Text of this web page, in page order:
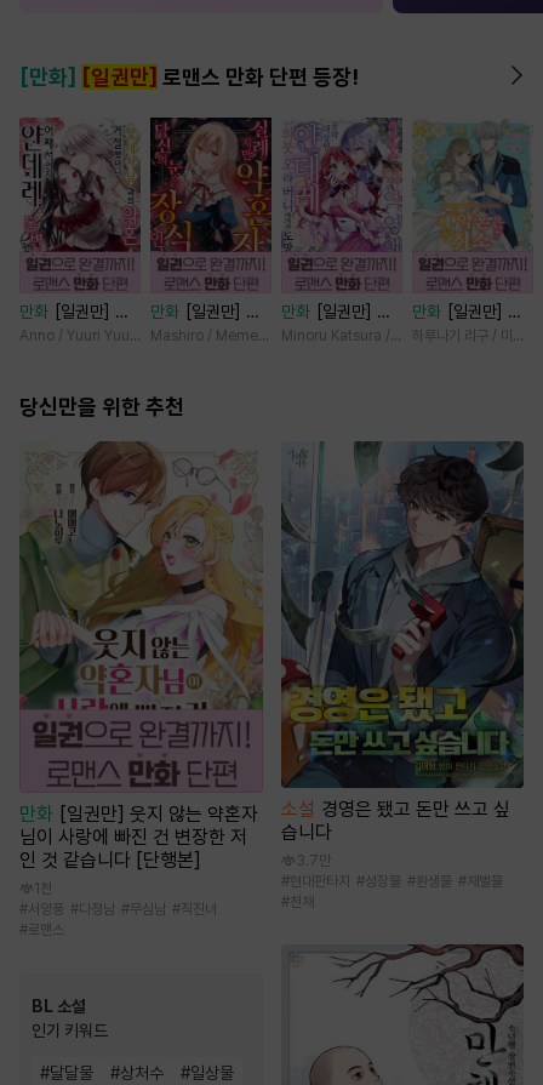
[만화] [일권만] 로맨스 만화 단편 등장!
만화
[일권만] 왕
태자님과의 약혼을
변했습니다 [단행
Anno / Yuuri Yuudachi
만화
[일권만] 실
례지만 약혼자님,
Mashiro / Memeko
만화
[일권만] 기
억상실 악역 영애
본]
Minoru Katsura / Mizune
만화
[일권만] 제
약혼은 취소되었습
하루나기 리구 / 미즈메
당신만을 위한 추천
만화 [일권만] 웃지 않는 약혼자
님이 사랑에 빠진 건 변장한 저
인 것 같습니다 [단행본]
1천
#서양풍 #다정남 #무심남 #직진녀
#로맨스
BL 소설
인기 키워드
#달달물 #상처수 #일상물
소설 경영은 됐고 돈만 쓰고 싶
습니다
3.7만
#현대판타지 #성장물 #환생물 #재벌물
#천재